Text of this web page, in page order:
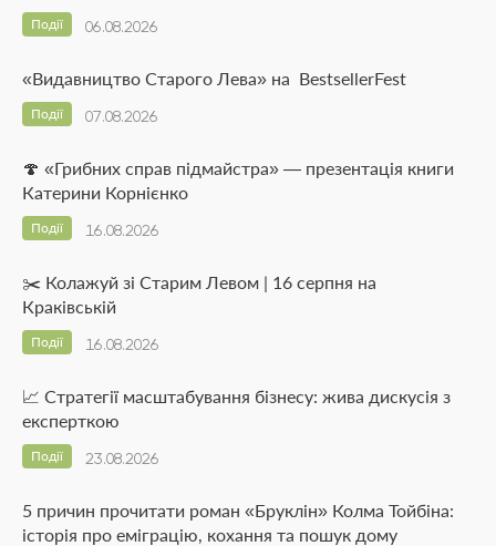
06.08.2026
Події
«Видавництво Старого Лева» на BestsellerFest
07.08.2026
Події
🍄 «Грибних справ підмайстра» — презентація книги
Катерини Корнієнко
16.08.2026
Події
✂️ Колажуй зі Старим Левом | 16 серпня на
Краківській
16.08.2026
Події
📈 Стратегії масштабування бізнесу: жива дискусія з
експерткою
23.08.2026
Події
5 причин прочитати роман «Бруклін» Колма Тойбіна:
історія про еміграцію, кохання та пошук дому